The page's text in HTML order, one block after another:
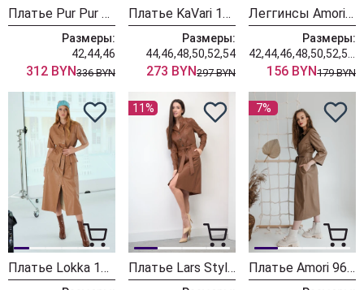
Платье Pur Pur 11-341/1
Размеры:
42,44,46
312 BYN336 BYN
Платье KaVari 1070.1 коричневый
Размеры:
44,46,48,50,52,54
273 BYN297 BYN
Леггинсы Amori 5184 капучино
Размеры:
156 BYN179 BYN
Платье Lokka 1117 кэмел
11%
Платье Lars Style 641/1
7%
Платье Amori 9606-3 кофе